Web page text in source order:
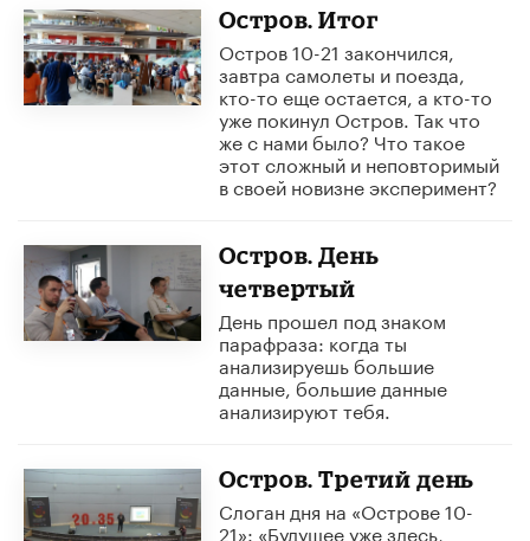
Остров. Итог
Остров 10-21 закончился,
завтра самолеты и поезда,
кто-то еще остается, а кто-то
уже покинул Остров. Так что
же с нами было? Что такое
этот сложный и неповторимый
в своей новизне эксперимент?
Остров. День
четвертый
День прошел под знаком
парафраза: когда ты
анализируешь большие
данные, большие данные
анализируют тебя.
Остров. Третий день
Слоган дня на «Острове 10-
21»: «Будущее уже здесь,